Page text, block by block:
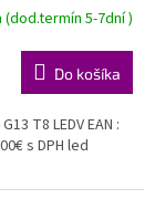
(dod.termín 5-7dní )
Do košíka
T8 LEDV EAN :
s DPH led